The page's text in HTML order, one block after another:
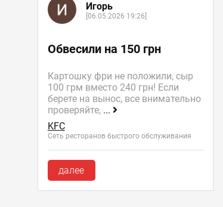
Игорь
[06.05.2026 19:26]
Обвесили на 150 грн
Картошку фри не положили, сыр
100 грм вместо 240 грн! Если
берете на вынос, все внимательно
проверяйте, ...
KFC
Сеть ресторанов быстрого обслуживания
далее